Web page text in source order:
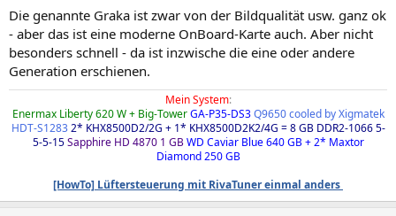
Die genannte Graka ist zwar von der Bildqualität usw. ganz ok
- aber das ist eine moderne OnBoard-Karte auch. Aber nicht
besonders schnell - da ist inzwische die eine oder andere
Generation erschienen.
Mein System:
Enermax Liberty 620 W + Big-Tower GA-P35-DS3 Q9650 cooled by Xigmatek
HDT-S1283 2* KHX8500D2/2G + 1* KHX8500D2K2/4G = 8 GB DDR2-1066 5-
5-5-15 Sapphire HD 4870 1 GB WD Caviar Blue 640 GB + 2* Maxtor
Diamond 250 GB
[HowTo] Lüftersteuerung mit RivaTuner einmal anders